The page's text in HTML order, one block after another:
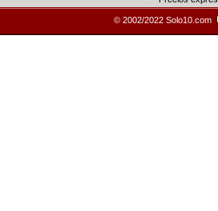
© 2002/2022 Solo10.com